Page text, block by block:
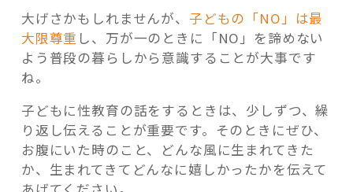
大げさかもしれませんが、 子どもの「NO」は最
大限尊重 し、万が一のときに「NO」を諦めない
よう普段の暮らしから意識することが大事です
ね。
子どもに性教育の話をするときは、少しずつ、繰
り返し伝えることが重要です。そのときにぜひ、
お腹にいた時のこと、どんな風に生まれてきた
か、生まれてきてどんなに嬉しかったかを伝えて